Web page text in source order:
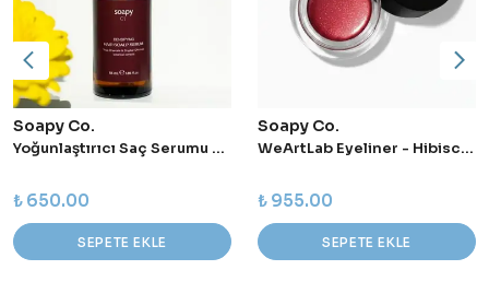
Soapy Co.
Yoğunlaştırıcı Saç Serumu 55 ml
₺ 650.00
SEPETE EKLE
Soapy Co.
WeArtLab Eyeliner - Hibiscus Lava
₺ 955.00
SEPETE EKLE